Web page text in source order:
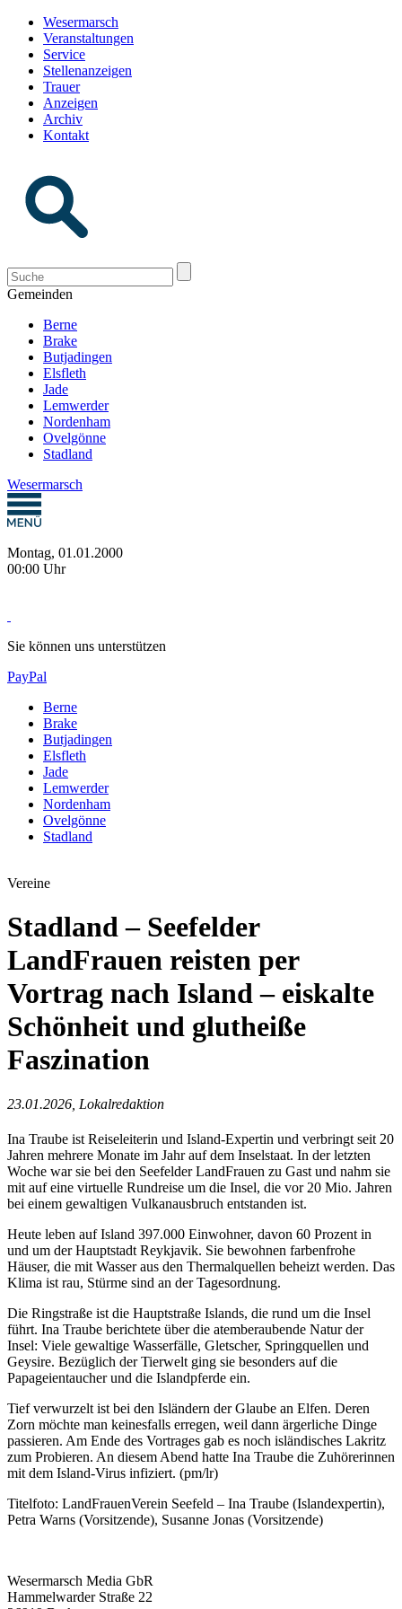
Wesermarsch
Veranstaltungen
Service
Stellenanzeigen
Trauer
Anzeigen
Archiv
Kontakt
Gemeinden
Berne
Brake
Butjadingen
Elsfleth
Jade
Lemwerder
Nordenham
Ovelgönne
Stadland
Wesermarsch
Montag, 01.01.2000
00:00 Uhr
Sie können uns unterstützen
PayPal
Berne
Brake
Butjadingen
Elsfleth
Jade
Lemwerder
Nordenham
Ovelgönne
Stadland
Vereine
Stadland – Seefelder
LandFrauen reisten per
Vortrag nach Island – eiskalte
Schönheit und glutheiße
Faszination
23.01.2026, Lokalredaktion
Ina Traube ist Reiseleiterin und Island-Expertin und verbringt seit 20
Jahren mehrere Monate im Jahr auf dem Inselstaat. In der letzten
Woche war sie bei den Seefelder LandFrauen zu Gast und nahm sie
mit auf eine virtuelle Rundreise um die Insel, die vor 20 Mio. Jahren
bei einem gewaltigen Vulkanausbruch entstanden ist.
Heute leben auf Island 397.000 Einwohner, davon 60 Prozent in
und um der Hauptstadt Reykjavik. Sie bewohnen farbenfrohe
Häuser, die mit Wasser aus den Thermalquellen beheizt werden. Das
Klima ist rau, Stürme sind an der Tagesordnung.
Die Ringstraße ist die Hauptstraße Islands, die rund um die Insel
führt. Ina Traube berichtete über die atemberaubende Natur der
Insel: Viele gewaltige Wasserfälle, Gletscher, Springquellen und
Geysire. Bezüglich der Tierwelt ging sie besonders auf die
Papageientaucher und die Islandpferde ein.
Tief verwurzelt ist bei den Isländern der Glaube an Elfen. Deren
Zorn möchte man keinesfalls erregen, weil dann ärgerliche Dinge
passieren. Am Ende des Vortrages gab es noch isländisches Lakritz
zum Probieren. An diesem Abend hatte Ina Traube die Zuhörerinnen
mit dem Island-Virus infiziert. (pm/lr)
Titelfoto: LandFrauenVerein Seefeld – Ina Traube (Islandexpertin),
Petra Warns (Vorsitzende), Susanne Jonas (Vorsitzende)
Wesermarsch Media GbR
Hammelwarder Straße 22